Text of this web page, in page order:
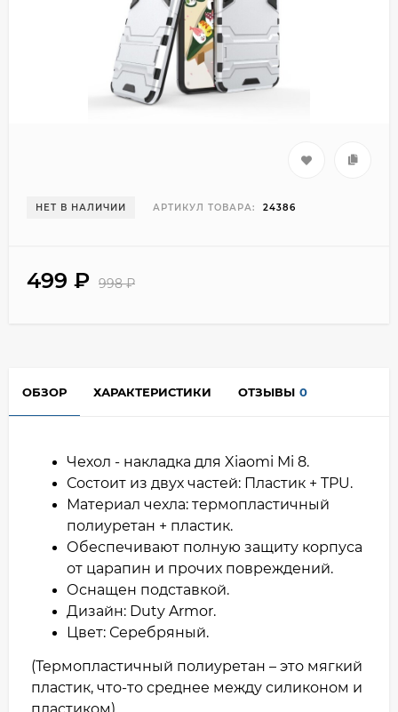
НЕТ В НАЛИЧИИ АРТИКУЛ ТОВАРА: 24386
499 ₽ 998₽
ОБЗОР ХАРАКТЕРИСТИКИ ОТЗЫВЫ 0
Чехол - накладка для Xiaomi Mi 8.
Состоит из двух частей: Пластик + TPU.
Материал чехла: термопластичный
полиуретан + пластик.
Обеспечивают полную защиту корпуса
от царапин и прочих повреждений.
Оснащен подставкой.
Дизайн: Duty Armor.
Цвет: Серебряный.
(Термопластичный полиуретан – это мягкий
пластик, что-то среднее между силиконом и